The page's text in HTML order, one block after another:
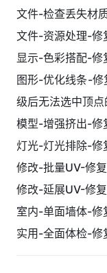
文件-检查丢失材
文件-资源处理-修
显示-色彩搭配-修
图形-优化线条-修
级后无法选中顶
模型-增强挤出-修
灯光-灯光排除-修
修改-批量UV-修
修改-延展UV-修
室内-单面墙体-修
实用-全面体检-修